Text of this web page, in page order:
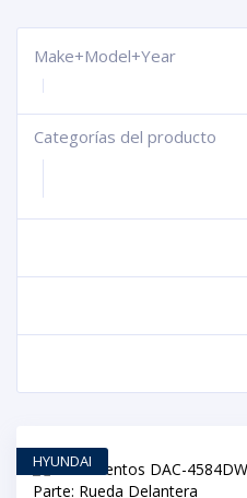
Make+Model+Year
Categorías del producto
+
HYUNDAI